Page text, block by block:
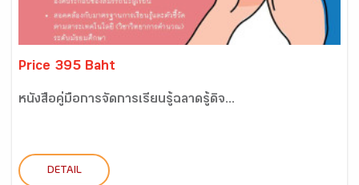
Price 395 Baht
หนังสือคู่มือการจัดการเรียนรู้ฉลาดรู้ดิจ...
DETAIL